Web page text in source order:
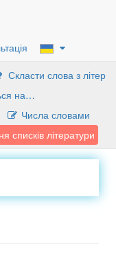
Скласти слова з літер
на…
Числа словами
списків літератури